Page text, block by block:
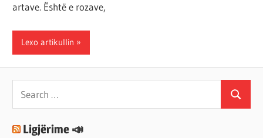
artave. Është e rozave,
Lexo artikullin
Search
for:
Search
Ligjërime 📣